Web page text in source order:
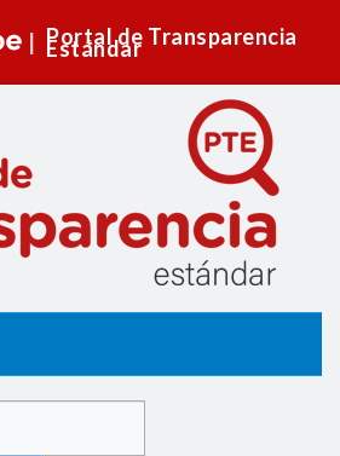
Portal de Transparencia
Estándar